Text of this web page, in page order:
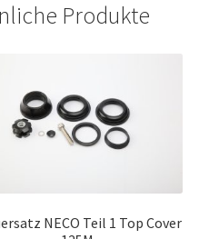
Produkte
NECO Teil 1 Top Cover